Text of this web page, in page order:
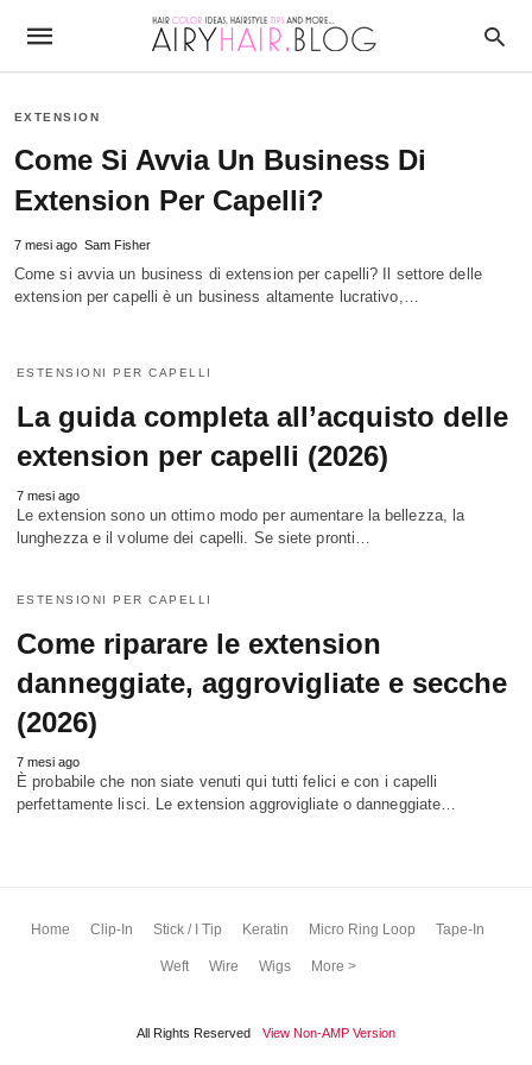
EXTENSION
Come Si Avvia Un Business Di
Extension Per Capelli?
7 mesi ago Sam Fisher
Come si avvia un business di extension per capelli? Il settore delle
extension per capelli è un business altamente lucrativo,…
ESTENSIONI PER CAPELLI
La guida completa all’acquisto delle
extension per capelli (2026)
7 mesi ago
Le extension sono un ottimo modo per aumentare la bellezza, la
lunghezza e il volume dei capelli. Se siete pronti…
ESTENSIONI PER CAPELLI
Come riparare le extension
danneggiate, aggrovigliate e secche
(2026)
7 mesi ago
È probabile che non siate venuti qui tutti felici e con i capelli
perfettamente lisci. Le extension aggrovigliate o danneggiate…
Home Clip-In Stick / I Tip Keratin Micro Ring Loop Tape-In
Weft Wire Wigs More >
All Rights Reserved View Non-AMP Version